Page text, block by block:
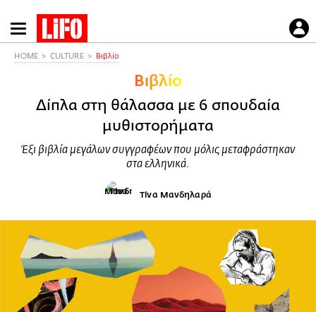
Παράκαμψη
προς
HOME CULTURE Βιβλίο
Βιβλίο
Δίπλα στη θάλασσα με 6 σπουδαία
μυθιστορήματα
Έξι βιβλία μεγάλων συγγραφέων που μόλις μεταφράστηκαν
στα ελληνικά.
Τίνα Μανδηλαρά